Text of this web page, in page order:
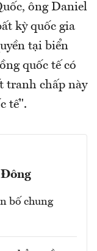
ông Daniel
kỳ quốc gia
tại biển
quốc tế có
tranh chấp này
tế".
Đông
bố chung